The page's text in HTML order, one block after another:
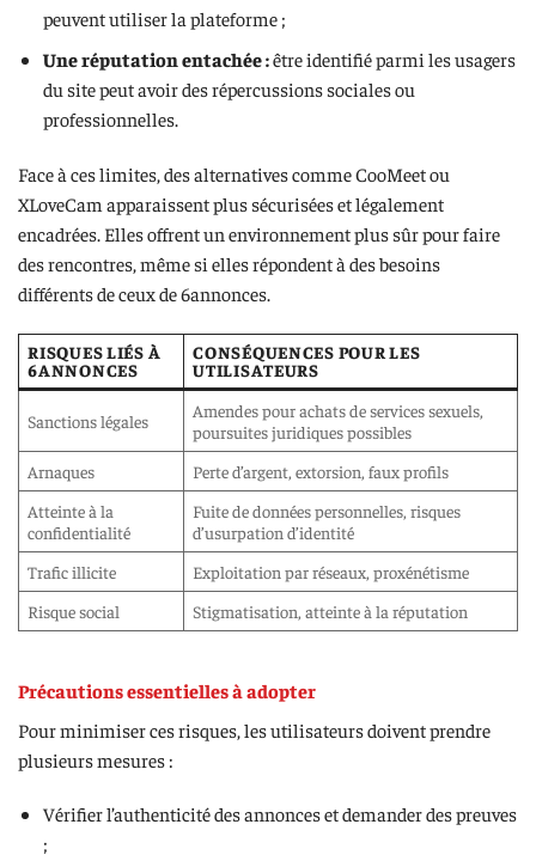
peuvent utiliser la plateforme ;
Une réputation entachée :être identifié parmi les usagers
du site peut avoir des répercussions sociales ou
professionnelles.
Face à ces limites, des alternatives comme CooMeet ou
XLoveCam apparaissent plus sécurisées et légalement
encadrées. Elles offrent un environnement plus sûr pour faire
des rencontres, même si elles répondent à des besoins
différents de ceux de 6annonces.
RISQUES LIÉS À
6ANNONCES
CONSÉQUENCES POUR LES
UTILISATEURS
Sanctions légales
Amendes pour achats de services sexuels,
poursuites juridiques possibles
Arnaques
Perte d’argent, extorsion, faux profils
Atteinte à la
confidentialité
Fuite de données personnelles, risques
d’usurpation d’identité
Trafic illicite
Exploitation par réseaux, proxénétisme
Risque social
Stigmatisation, atteinte à la réputation
Précautions essentielles à adopter
Pour minimiser ces risques, les utilisateurs doivent prendre
plusieurs mesures :
Vérifier l’authenticité des annonces et demander des preuves
;